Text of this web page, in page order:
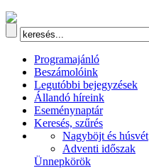
Programajánló
Beszámolóink
Legutóbbi bejegyzések
Állandó híreink
Eseménynaptár
Keresés, szűrés
Nagyböjt és húsvét
Adventi időszak
Ünnepkörök